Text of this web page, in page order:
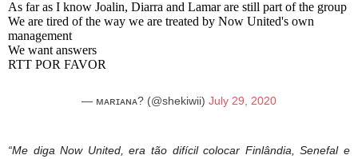
As far as I know Joalin, Diarra and Lamar are still part of the group
We are tired of the way we are treated by Now United's own
management
We want answers
RTT POR FAVOR
— ᴍᴀʀɪᴀɴᴀ? (@shekiwii) July 29, 2020
“Me diga Now United, era tão difícil colocar Finlândia, Senefal e